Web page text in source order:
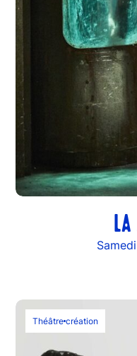
LA
Théâtre création